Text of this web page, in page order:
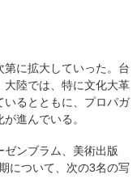
に拡大していった。台
陸では、特に文化大革
るとともに、プロパガ
進んでいる。
ンブラム、美術出版
について、次の3名の写